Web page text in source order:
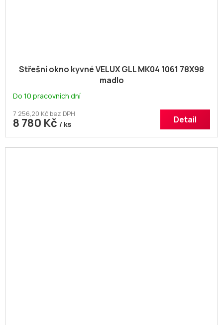
Střešní okno kyvné VELUX GLL MK04 1061 78X98
madlo
Do 10 pracovních dní
7 256,20 Kč bez DPH
8 780 Kč / ks Detail